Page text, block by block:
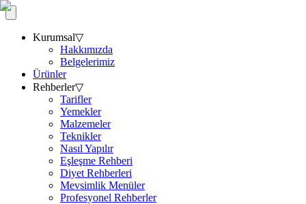
Kurumsal▽
Hakkımızda
Belgelerimiz
Ürünler
Rehberler▽
Tarifler
Yemekler
Malzemeler
Teknikler
Nasıl Yapılır
Eşleşme Rehberi
Diyet Rehberleri
Mevsimlik Menüler
Profesyonel Rehberler